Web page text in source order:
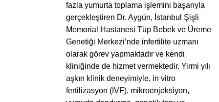
fazla yumurta toplama işlemini başarıyla
gerçekleştiren Dr. Aygün, İstanbul Şişli
Memorial Hastanesi Tüp Bebek ve Üreme
Genetiği Merkezi’nde infertilite uzmanı
olarak görev yapmaktadır ve kendi
kliniğinde de hizmet vermektedir. Yirmi yılı
aşkın klinik deneyimiyle, in vitro
fertilizasyon (IVF), mikroenjeksiyon,